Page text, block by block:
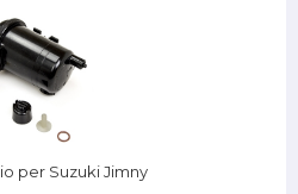
per Suzuki Jimny